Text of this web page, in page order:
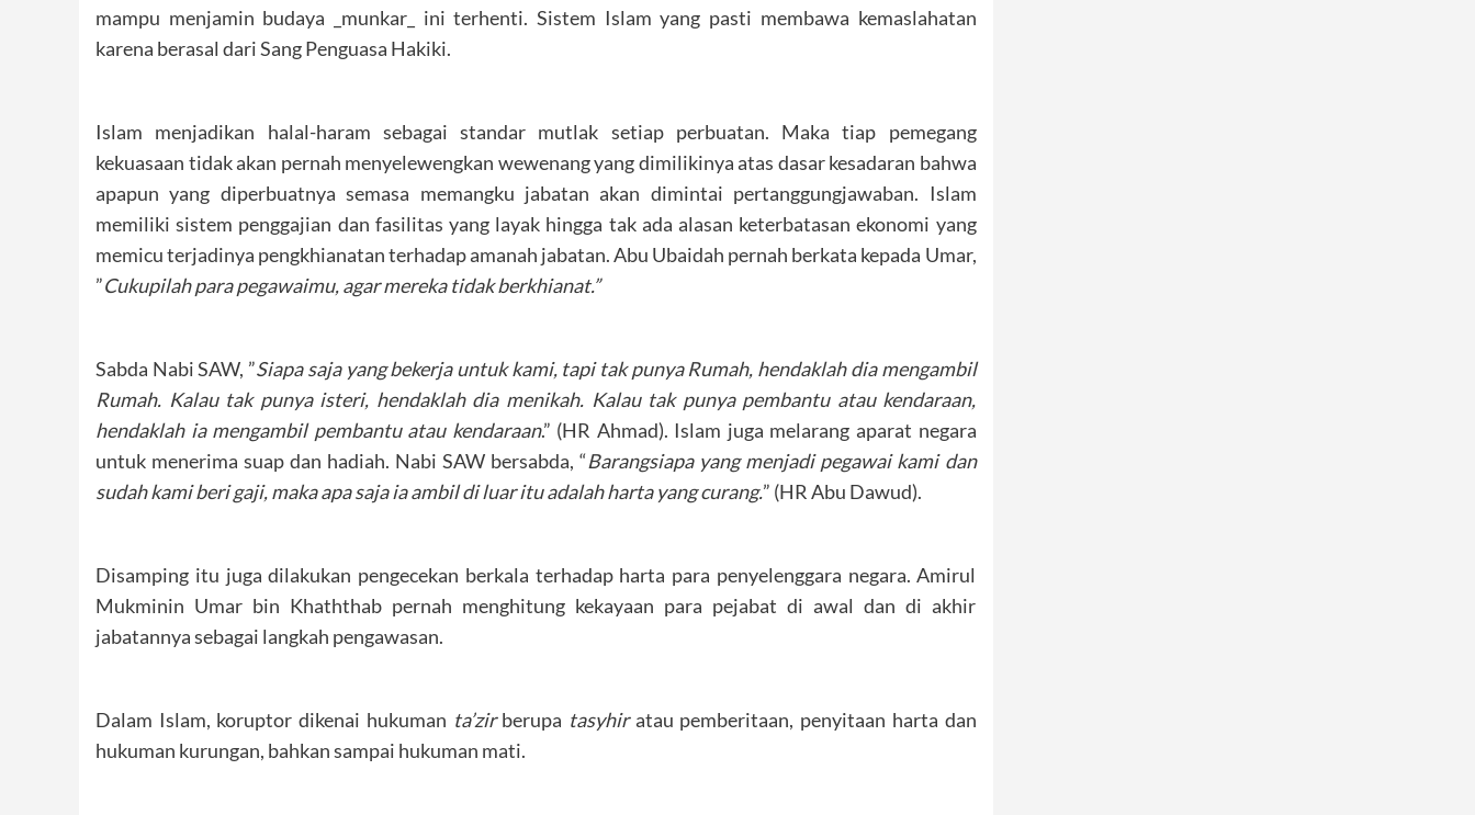
mampu menjamin budaya _munkar_ ini terhenti. Sistem Islam yang pasti membawa kemaslahatan
karena berasal dari Sang Penguasa Hakiki.
Islam menjadikan halal-haram sebagai standar mutlak setiap perbuatan. Maka tiap pemegang
kekuasaan tidak akan pernah menyelewengkan wewenang yang dimilikinya atas dasar kesadaran bahwa
apapun yang diperbuatnya semasa memangku jabatan akan dimintai pertanggungjawaban. Islam
memiliki sistem penggajian dan fasilitas yang layak hingga tak ada alasan keterbatasan ekonomi yang
memicu terjadinya pengkhianatan terhadap amanah jabatan. Abu Ubaidah pernah berkata kepada Umar,
”Cukupilah para pegawaimu, agar mereka tidak berkhianat.”
Sabda Nabi SAW, ”Siapa saja yang bekerja untuk kami, tapi tak punya Rumah, hendaklah dia mengambil
Rumah. Kalau tak punya isteri, hendaklah dia menikah. Kalau tak punya pembantu atau kendaraan,
hendaklah ia mengambil pembantu atau kendaraan.” (HR Ahmad). Islam juga melarang aparat negara
untuk menerima suap dan hadiah. Nabi SAW bersabda, “Barangsiapa yang menjadi pegawai kami dan
sudah kami beri gaji, maka apa saja ia ambil di luar itu adalah harta yang curang.” (HR Abu Dawud).
Disamping itu juga dilakukan pengecekan berkala terhadap harta para penyelenggara negara. Amirul
Mukminin Umar bin Khaththab pernah menghitung kekayaan para pejabat di awal dan di akhir
jabatannya sebagai langkah pengawasan.
Dalam Islam, koruptor dikenai hukuman ta’zirberupa tasyhiratau pemberitaan, penyitaan harta dan
hukuman kurungan, bahkan sampai hukuman mati.